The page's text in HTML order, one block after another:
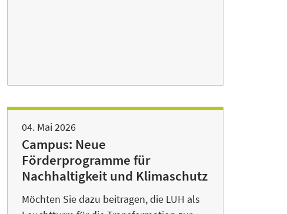
04. Mai 2026
Campus: Neue
Förderprogramme für
Nachhaltigkeit und Klimaschutz
Möchten Sie dazu beitragen, die LUH als